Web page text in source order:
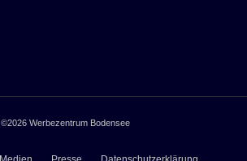
©2026 Werbezentrum Bodensee